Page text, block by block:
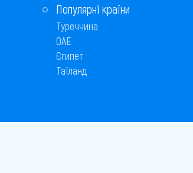
Популярні країни
Туреччина
ОАЕ
Єгипет
Таїланд